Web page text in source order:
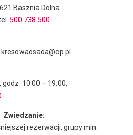
Basznia Dolna
500 738 500
10:00 – 19:00,
Zwiedzanie:
rezerwacji, grupy min.